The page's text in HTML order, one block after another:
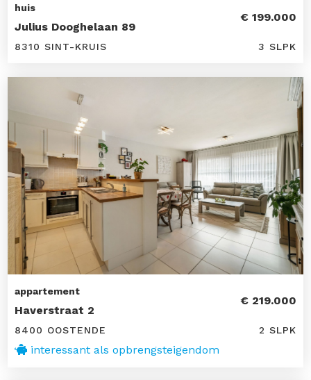
huis
Julius Dooghelaan 89
€ 199.000
8310 SINT-KRUIS 3 SLPK
appartement
Haverstraat 2
€ 219.000
8400 OOSTENDE 2 SLPK
interessant als opbrengsteigendom